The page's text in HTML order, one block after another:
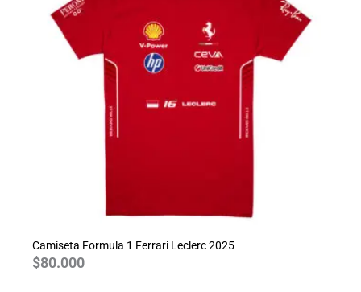
Camiseta Formula 1 Ferrari Leclerc 2025
$80.000